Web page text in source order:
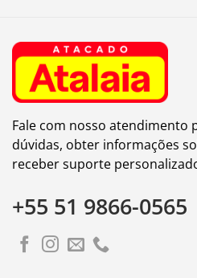
Fale com nosso atendimento
dúvidas, obter informações
receber suporte
+55 51 9866-0565